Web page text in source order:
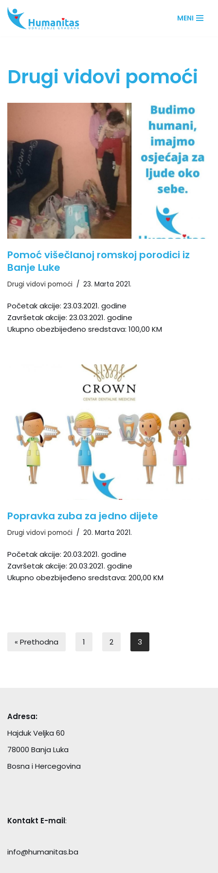
Skip
MENI
Drugi vidovi pomoći
Pomoć višečlanoj romskoj porodici iz
Banje Luke
Drugi vidovi pomoći 23. Marta 2021.
Početak akcije: 23.03.2021. godine
Završetak akcije: 23.03.2021. godine
Ukupno obezbijeđeno sredstava: 100,00 KM
Popravka zuba za jedno dijete
Drugi vidovi pomoći 20. Marta 2021.
Početak akcije: 20.03.2021. godine
Završetak akcije: 20.03.2021. godine
Ukupno obezbijeđeno sredstava: 200,00 KM
« Prethodna 1 2 3
Adresa:
Hajduk Veljka 60
78000 Banja Luka
Bosna i Hercegovina
Kontakt E-mail:
info@humanitas.ba